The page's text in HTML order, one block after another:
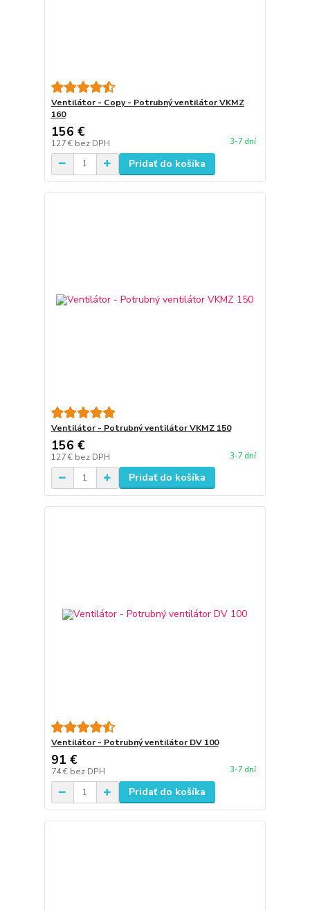
Ventilátor - Copy - Potrubný ventilátor VKMZ
160
156 €
127 € bez DPH 3-7 dní
Pridať do košíka
Ventilátor - Potrubný ventilátor VKMZ 150
156 €
127 € bez DPH 3-7 dní
Pridať do košíka
Ventilátor - Potrubný ventilátor DV 100
91 €
74 € bez DPH 3-7 dní
Pridať do košíka